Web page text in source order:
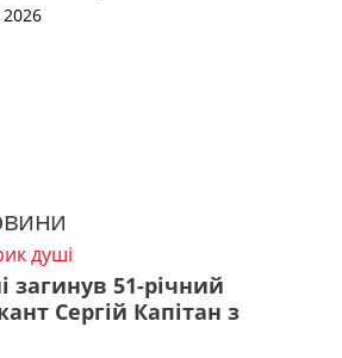
душі
загинув 51-річний
Сергій Капітан з